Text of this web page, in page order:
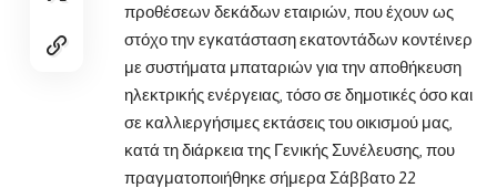
προθέσεων δεκάδων εταιριών, που έχουν ως
στόχο την εγκατάσταση εκατοντάδων κοντέινερ
με συστήματα μπαταριών για την αποθήκευση
ηλεκτρικής ενέργειας, τόσο σε δημοτικές όσο και
σε καλλιεργήσιμες εκτάσεις του οικισμού μας,
κατά τη διάρκεια της Γενικής Συνέλευσης, που
πραγματοποιήθηκε σήμερα Σάββατο 22